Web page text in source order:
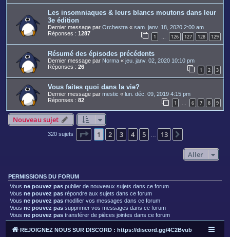
Les insomniaques & leurs blancs moutons dans leur
3e édition
Dernier message par Orchestra « sam. janv. 18, 2020 2:00 am
Réponses : 1287 1 … 126 127 128 129
Résumé des épisodes précédents
Dernier message par Norma « jeu. janv. 02, 2020 10:10 pm
Réponses : 26 1 2 3
Vous faites quoi dans la vie?
Dernier message par mestic « lun. déc. 09, 2019 4:15 pm
Réponses : 82 1 6 7 8 9
Nouveau sujet
320 sujets Page 1sur13
1 2 3 4 5 13
Aller
PERMISSIONS DU FORUM
Vous ne pouvez pas publier de nouveaux sujets dans ce forum
Vous ne pouvez pas répondre aux sujets dans ce forum
Vous ne pouvez pas modifier vos messages dans ce forum
Vous ne pouvez pas supprimer vos messages dans ce forum
Vous ne pouvez pas transférer de pièces jointes dans ce forum
REJOIGNEZ NOUS SUR DISCORD : https://discord.gg/4C2Bvub